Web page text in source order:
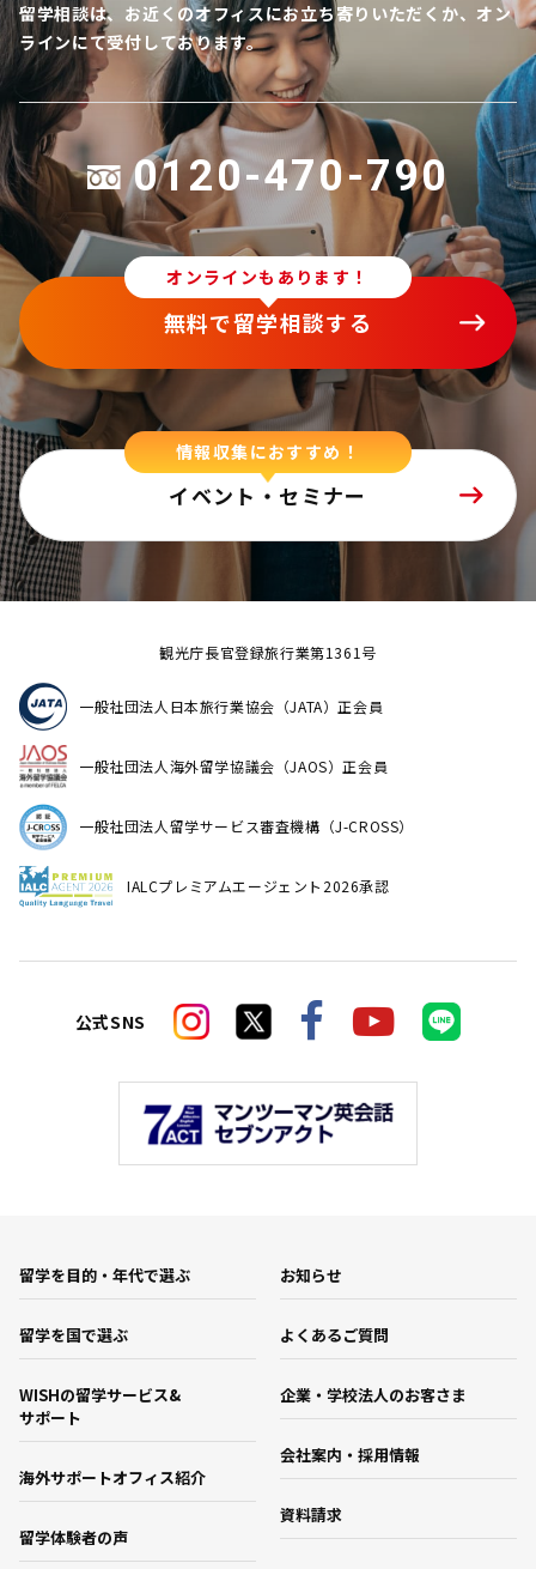
留学相談は、お近くのオフィスにお立ち寄りいただくか、オン
ラインにて受付しております。
0120-470-790
オンラインもあります！
無料で留学相談する
情報収集におすすめ！
イベント・セミナー
観光庁長官登録旅行業第1361号
一般社団法人日本旅行業協会（JATA）正会員
一般社団法人海外留学協議会（JAOS）正会員
一般社団法人留学サービス審査機構（J-CROSS）
IALCプレミアムエージェント2026承認
公式SNS
留学を目的・年代で選ぶ
留学を国で選ぶ
WISHの留学サービス&
サポート
海外サポートオフィス紹介
留学体験者の声
お知らせ
よくあるご質問
企業・学校法人のお客さま
会社案内・採用情報
資料請求